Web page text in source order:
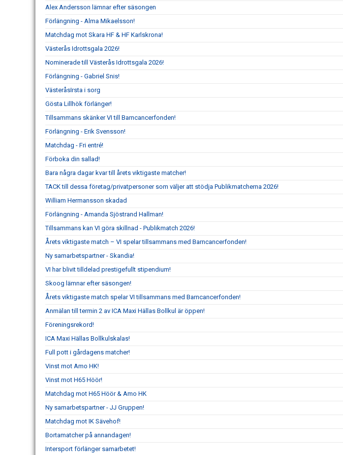
Alex Andersson lämnar efter säsongen
Förlängning - Alma Mikaelsson!
Matchdag mot Skara HF & HF Karlskrona!
Västerås Idrottsgala 2026!
Nominerade till Västerås Idrottsgala 2026!
Förlängning - Gabriel Snis!
VästeråsIrsta i sorg
Gösta Lillhök förlänger!
Tillsammans skänker VI till Barncancerfonden!
Förlängning - Erik Svensson!
Matchdag - Fri entré!
Förboka din sallad!
Bara några dagar kvar till årets viktigaste matcher!
TACK till dessa företag/privatpersoner som väljer att stödja Publikmatcherna 2026!
William Hermansson skadad
Förlängning - Amanda Sjöstrand Hallman!
Tillsammans kan VI göra skillnad - Publikmatch 2026!
Årets viktigaste match – VI spelar tillsammans med Barncancerfonden!
Ny samarbetspartner - Skandia!
VI har blivit tilldelad prestigefullt stipendium!
Skoog lämnar efter säsongen!
Årets viktigaste match spelar VI tillsammans med Barncancerfonden!
Anmälan till termin 2 av ICA Maxi Hällas Bollkul är öppen!
Föreningsrekord!
ICA Maxi Hällas Bollkulskalas!
Full pott i gårdagens matcher!
Vinst mot Amo HK!
Vinst mot H65 Höör!
Matchdag mot H65 Höör & Amo HK
Ny samarbetspartner - JJ Gruppen!
Matchdag mot IK Sävehof!
Bortamatcher på annandagen!
Intersport förlänger samarbetet!